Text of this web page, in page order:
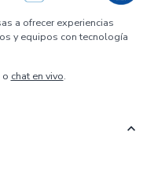
a ofrecer experiencias
y equipos con tecnología
o chat en vivo.
expand_more